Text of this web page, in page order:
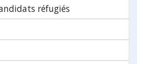
réfugiés